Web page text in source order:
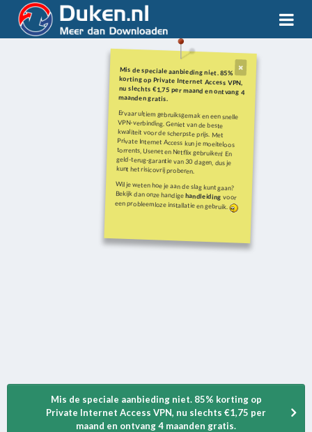
Mis de speciale aanbieding niet. 85%
korting op Private Internet Access VPN,
nu slechts €1,75 per maand en ontvang 4
maanden gratis.
Ervaar ultiem gebruiksgemak en een snelle
VPN-verbinding. Geniet van de beste
kwaliteit voor de scherpste prijs. Met
Private Internet Access kun je moeiteloos
torrents, Usenet en Netflix gebruiken! En
geld-terug-garantie van 30 dagen, dus je
kunt het risicovrij proberen.
Wil je weten hoe je aan de slag kunt gaan?
Bekijk dan onze handigehandleiding voor
een probleemloze installatie en gebruik.
Mis de speciale aanbieding niet. 85% korting op
Private Internet Access VPN, nu slechts €1,75 per
maand en ontvang 4 maanden gratis.